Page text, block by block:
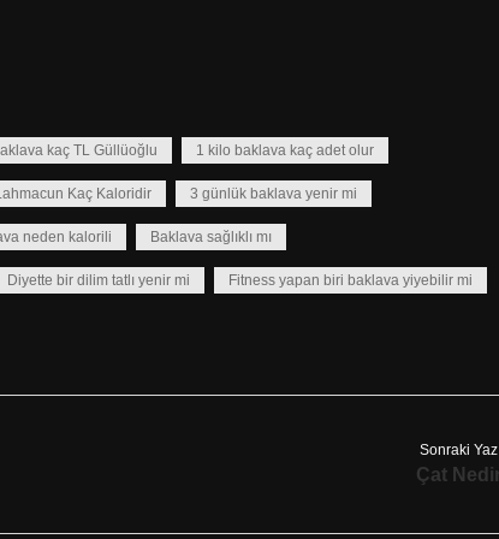
kaç TL Güllüoğlu 1 kilo baklava kaç adet olur
Kaç Kaloridir 3 günlük baklava yenir mi
neden kalorili Baklava sağlıklı mı
Diyette bir dilim tatlı yenir mi Fitness yapan biri baklava yiyebilir mi
Sonraki
Çat